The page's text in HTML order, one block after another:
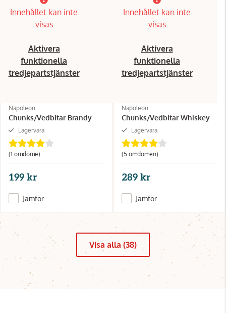
Innehållet kan inte
visas
Aktivera
funktionella
tredjepartstjänster
Napoleon
Chunks/Vedbitar Brandy
Lagervara
(1 omdöme)
199 kr
Jämför
Innehållet kan inte
visas
Aktivera
funktionella
tredjepartstjänster
Napoleon
Chunks/Vedbitar Whiskey
Lagervara
(5 omdömen)
289 kr
Jämför
Visa alla (38)